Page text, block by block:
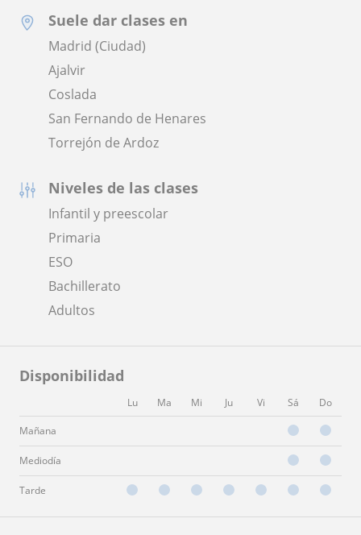
Suele dar clases en
Madrid (Ciudad)
Ajalvir
Coslada
San Fernando de Henares
Torrejón de Ardoz
Niveles de las clases
Infantil y preescolar
Primaria
ESO
Bachillerato
Adultos
Disponibilidad
Lu Ma Mi Ju Vi Sá Do
Mañana
Mediodía
Tarde